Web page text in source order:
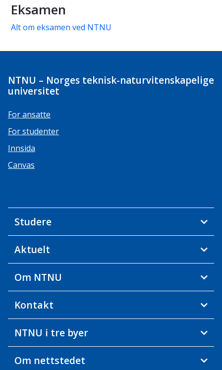
Eksamen
Alt om eksamen ved NTNU
NTNU – Norges teknisk-naturvitenskapelige
universitet
For ansatte
For studenter
Innsida
Canvas
Studere
Aktuelt
Om NTNU
Kontakt
NTNU i tre byer
Om nettstedet